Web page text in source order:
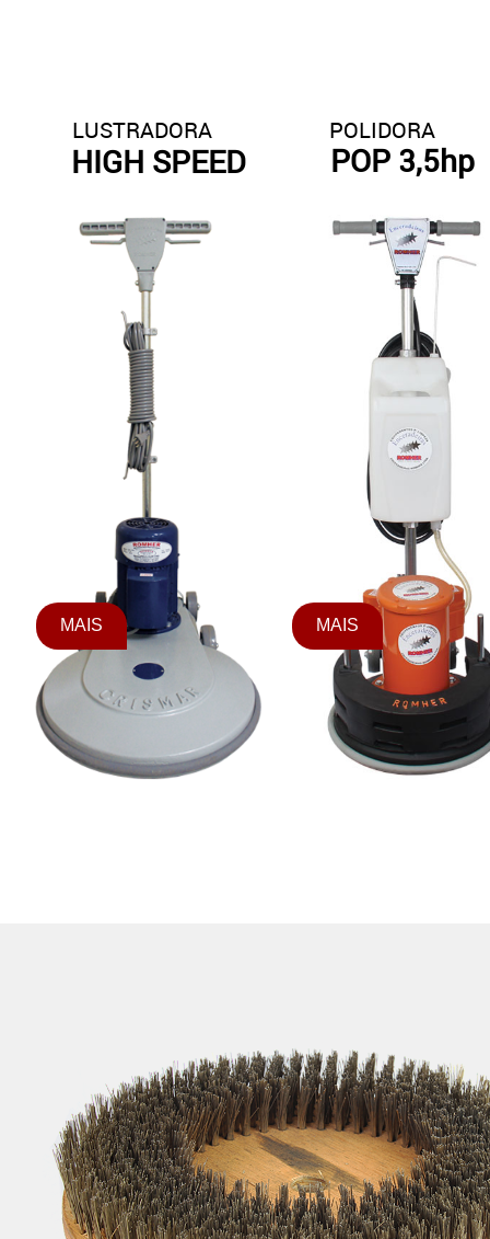
LUSTRADORA
HIGH SPEED
POLIDORA
POP 3,5hp
MAIS
MAIS